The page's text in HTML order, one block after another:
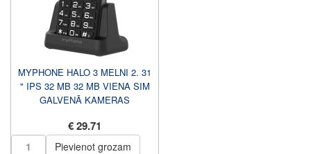
MYPHONE HALO 3 MELNI 2. 31
" IPS 32 MB 32 MB VIENA SIM
GALVENĀ KAMERAS
MAH
€ 29.71
Pievienot grozam